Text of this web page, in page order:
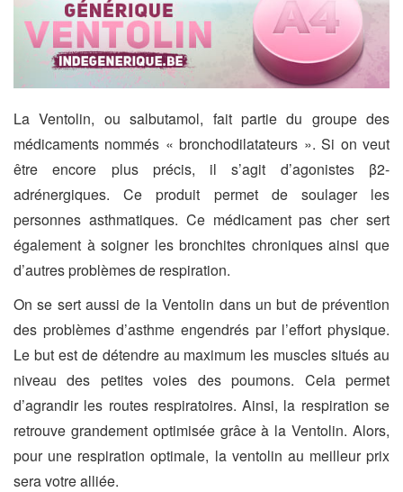
La Ventolin, ou salbutamol, fait partie du groupe des
médicaments nommés « bronchodilatateurs ». Si on veut
être encore plus précis, il s’agit d’agonistes β2-
adrénergiques. Ce produit permet de soulager les
personnes asthmatiques. Ce médicament pas cher sert
également à soigner les bronchites chroniques ainsi que
d’autres problèmes de respiration.
On se sert aussi de la Ventolin dans un but de prévention
des problèmes d’asthme engendrés par l’effort physique.
Le but est de détendre au maximum les muscles situés au
niveau des petites voies des poumons. Cela permet
d’agrandir les routes respiratoires. Ainsi, la respiration se
retrouve grandement optimisée grâce à la Ventolin. Alors,
pour une respiration optimale, la ventolin au meilleur prix
sera votre alliée.